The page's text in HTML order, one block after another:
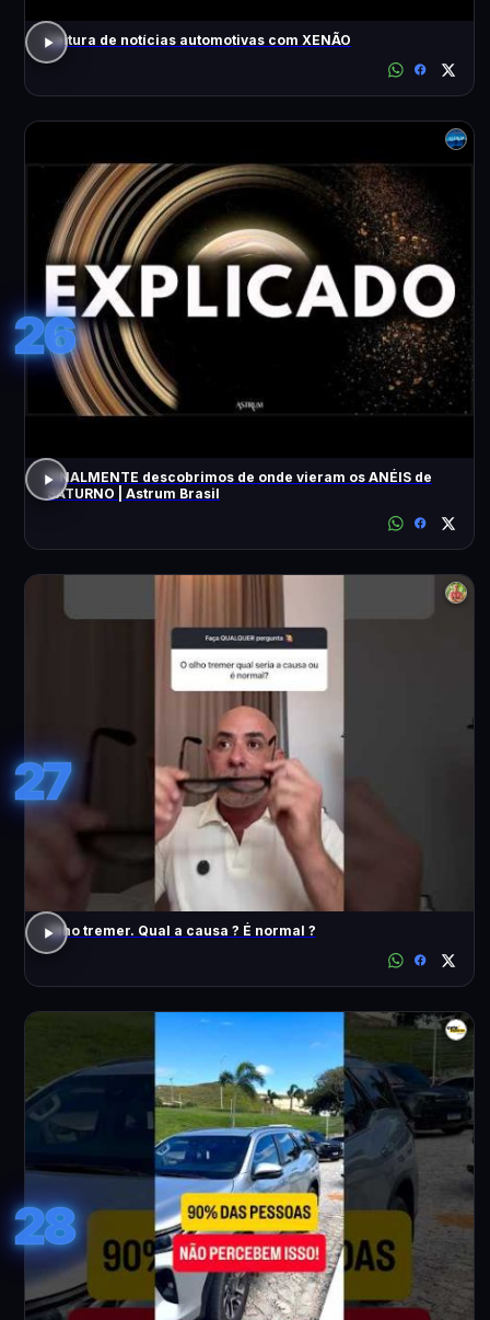
Leitura de notícias automotivas com XENÃO
26
FINALMENTE descobrimos de onde vieram os ANÉIS de
SATURNO | Astrum Brasil
27
Olho tremer. Qual a causa ? É normal ?
28